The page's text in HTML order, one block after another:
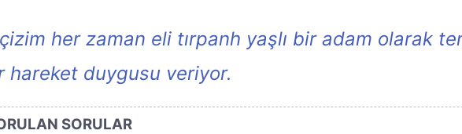
her zaman eli tırpanh yaşlı bir adam olarak
hareket duygusu veriyor.
SORULAR